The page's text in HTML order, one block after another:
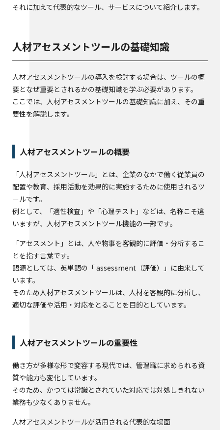
それに加えて代表的なツール、サービスについて紹介します。
人材アセスメントツールの基礎知識
人材アセスメントツールの導入を検討する場合は、ツールの概
要となぜ重要とされるかの基礎知識を学ぶ必要があります。
ここでは、人材アセスメントツールの基礎知識に加え、その重
要性を解説します。
人材アセスメントツールの概要
「人材アセスメントツール」とは、企業のなかで働く従業員の
配置や教育、採用活動を効果的に実施するために使用されるツ
ールです。
例として、「適性検査」や「心理テスト」などは、名称こそ違
いますが、人材アセスメントツール機能の一部です。
「アセスメント」とは、人や物事を客観的に評価・分析するこ
とを指す言葉です。
語源としては、英単語の「 assessment（評価）」に由来して
います。
そのため人材アセスメントツールは、人材を客観的に分析し、
適切な評価や活用・対応をとることを目的としています。
人材アセスメントツールの重要性
働き方が多様な形で変容する現代では、管理職に求められる資
質や能力も変化しています。
そのため、かつては常識とされていた対応では対処しきれない
業務も少なくありません。
人材アセスメントツールが活用される代表的な場面